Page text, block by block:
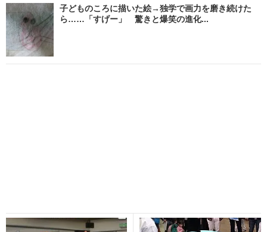
子どものころに描いた絵→独学で画力を磨き続けた
ら……「すげー」 驚きと爆笑の進化...